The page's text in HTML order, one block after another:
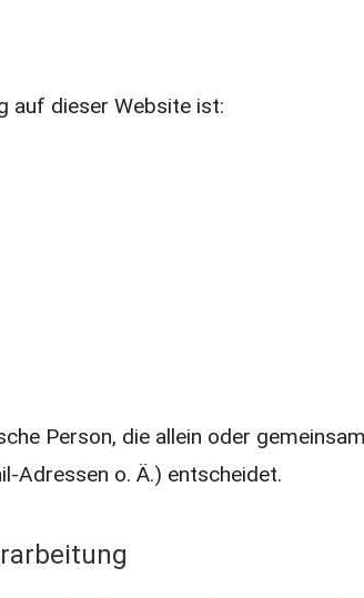
auf dieser Website ist:
Person, die allein oder
Adressen o. Ä.) entscheidet.